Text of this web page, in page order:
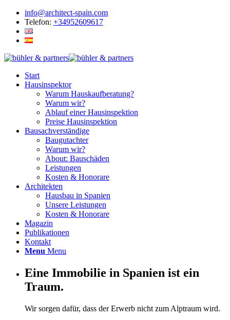
info@architect-spain.com
Telefon: +34952609617
Start
Hausinspektor
Warum Hauskaufberatung?
Warum wir?
Ablauf einer Hausinspektion
Preise Hausinspektion
Bausachverständige
Baugutachter
Warum wir?
About: Bauschäden
Leistungen
Kosten & Honorare
Architekten
Hausbau in Spanien
Unsere Leistungen
Kosten & Honorare
Magazin
Publikationen
Kontakt
Menu Menu
Eine Immobilie in Spanien ist ein
Traum.
Wir sorgen dafür, dass der Erwerb nicht zum Alptraum wird.